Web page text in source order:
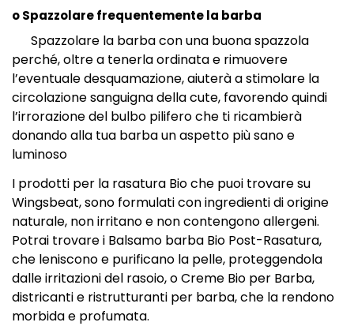
o Spazzolare frequentemente la barba
Spazzolare la barba con una buona spazzola
perché, oltre a tenerla ordinata e rimuovere
l’eventuale desquamazione, aiuterà a stimolare la
circolazione sanguigna della cute, favorendo quindi
l’irrorazione del bulbo pilifero che ti ricambierà
donando alla tua barba un aspetto più sano e
luminoso
I prodotti per la rasatura Bio che puoi trovare su
Wingsbeat, sono formulati con ingredienti di origine
naturale, non irritano e non contengono allergeni.
Potrai trovare i Balsamo barba Bio Post-Rasatura,
che leniscono e purificano la pelle, proteggendola
dalle irritazioni del rasoio, o Creme Bio per Barba,
districanti e ristrutturanti per barba, che la rendono
morbida e profumata.